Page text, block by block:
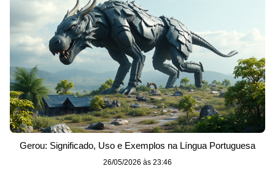
Gerou: Significado, Uso e Exemplos na Língua Portuguesa
26/05/2026 às 23:46